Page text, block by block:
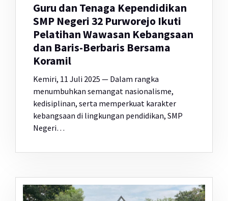
Guru dan Tenaga Kependidikan
SMP Negeri 32 Purworejo Ikuti
Pelatihan Wawasan Kebangsaan
dan Baris-Berbaris Bersama
Koramil
Kemiri, 11 Juli 2025 — Dalam rangka
menumbuhkan semangat nasionalisme,
kedisiplinan, serta memperkuat karakter
kebangsaan di lingkungan pendidikan, SMP
Negeri…